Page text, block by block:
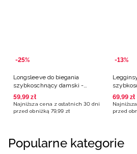
-25%
Longsleeve do biegania
szybkoschnący damski -
granatowy
59,99 zł
Najniższa cena z ostatnich 30 dni
przed obniżką 79,99 zł
-13%
zielone
69,99 zł
przed
Popularne kategorie